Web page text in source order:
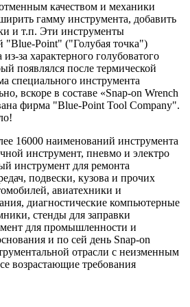
качеством и механики
гамму инструмента, добавить
и т.п. Эти инструменты
"Blue-Point" ("Голубая точка")
за характерного голубоватого
появлялся после термической
специального инструмента
вскоре в составе «Snap-on Wrench
фирма "Blue-Point Tool Company".
16000 наименований инструмента
инструмент, пневмо и электро
инструмент для ремонта
подвески, кузова и прочих
авиатехники и
диагностические компьютерные
стенды для заправки
для промышленности и
и по сей день Snap-on
отрасли с неизменным
возрастающие требования